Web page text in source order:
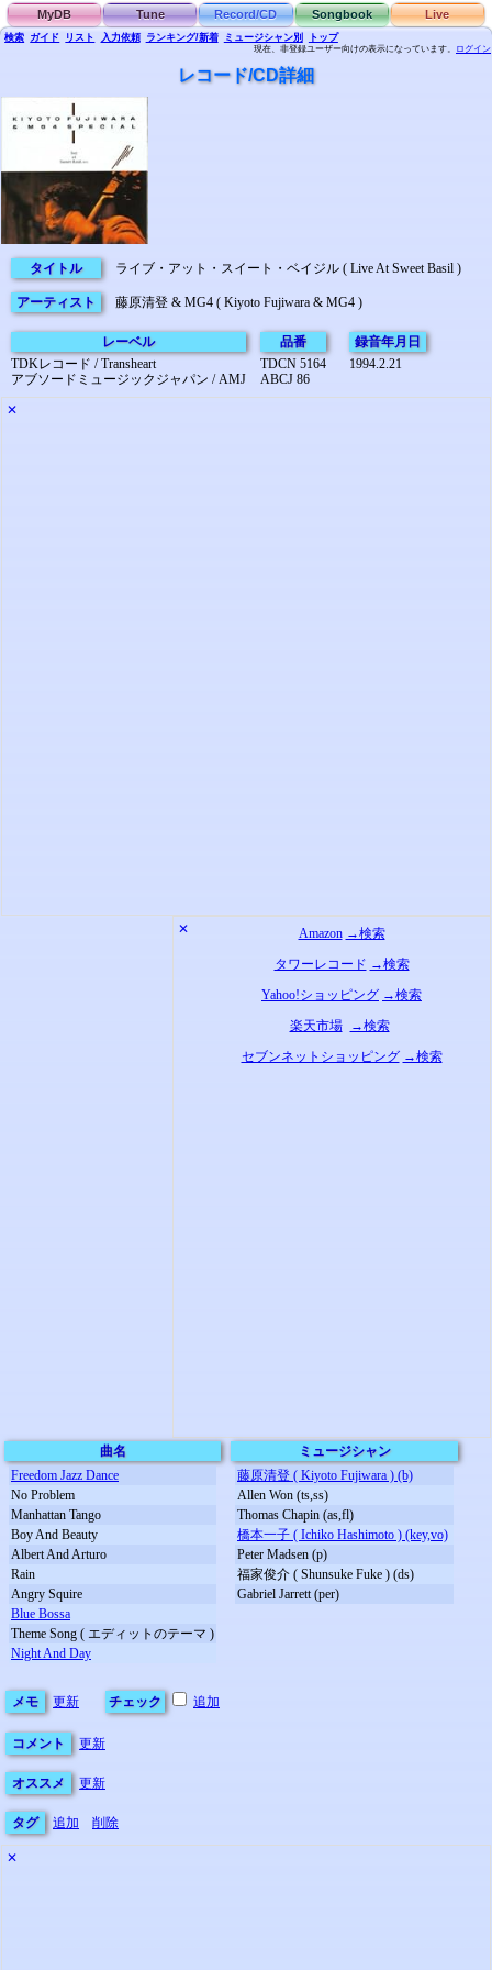
MyDB Tune Record/CD Songbook Live
検索 ガイド リスト 入力依頼 ランキング/新着 ミュージシャン別 トップ
現在、非登録ユーザー向けの表示になっています。 ログイン
レコード/CD詳細
タイトル ライブ・アット・スイート・ベイジル ( Live At Sweet Basil )
アーティスト 藤原清登 & MG4 ( Kiyoto Fujiwara & MG4 )
レーベル
TDKレコード / Transheart
アブソードミュージックジャパン / AMJ
品番
TDCN 5164
ABCJ 86
録音年月日
1994.2.21
✕
✕ Amazon →検索
タワーレコード →検索
Yahoo!ショッピング →検索
楽天市場
→検索
セブンネットショッピング →検索
曲名
Freedom Jazz Dance
No Problem
Manhattan Tango
Boy And Beauty
Albert And Arturo
Rain
Angry Squire
Blue Bossa
Theme Song ( エディットのテーマ )
Night And Day
ミュージシャン
藤原清登 ( Kiyoto Fujiwara ) (b)
Allen Won (ts,ss)
Thomas Chapin (as,fl)
橋本一子 ( Ichiko Hashimoto ) (key,vo)
Peter Madsen (p)
福家俊介 ( Shunsuke Fuke ) (ds)
Gabriel Jarrett (per)
メモ 更新 チェック 追加
コメント 更新
オススメ 更新
タグ 追加 削除
✕